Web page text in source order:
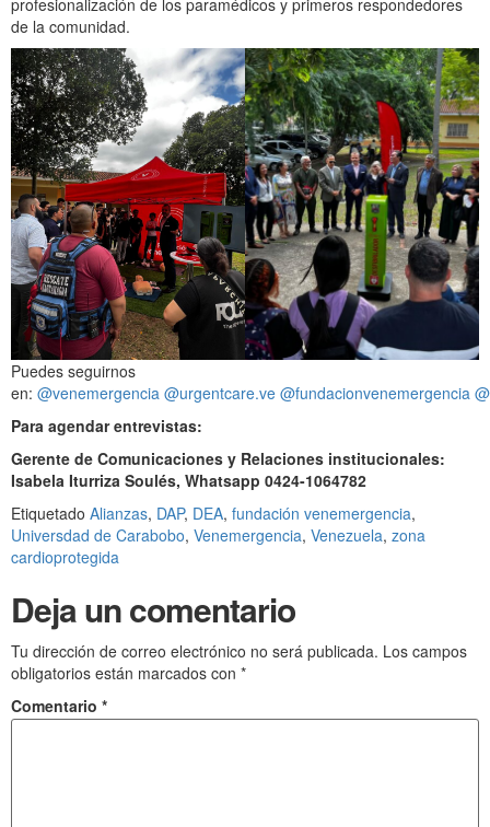
de la comunidad.
Puedes seguirnos
en: @venemergencia @urgentcare.ve @fundacionvenemergencia
Para agendar entrevistas:
Gerente de Comunicaciones y Relaciones institucionales:
Isabela Iturriza Soulés, Whatsapp 0424-1064782
Etiquetado Alianzas, DAP, DEA, fundación venemergencia,
Universdad de Carabobo, Venemergencia, Venezuela, zona
cardioprotegida
Deja un comentario
Tu dirección de correo electrónico no será publicada. Los campos
obligatorios están marcados con *
Comentario *